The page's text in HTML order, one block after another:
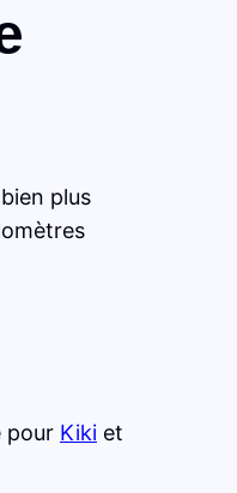
plus
pour Kiki et